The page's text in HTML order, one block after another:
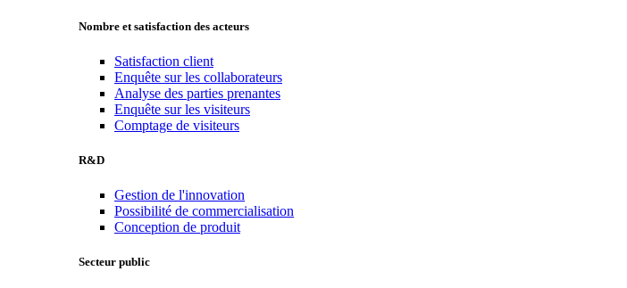
Nombre et satisfaction des acteurs
Satisfaction client
Enquête sur les collaborateurs
Analyse des parties prenantes
Enquête sur les visiteurs
Comptage de visiteurs
R&D
Gestion de l'innovation
Possibilité de commercialisation
Conception de produit
Secteur public